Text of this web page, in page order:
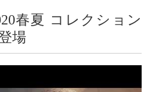
春夏 コレクション
場